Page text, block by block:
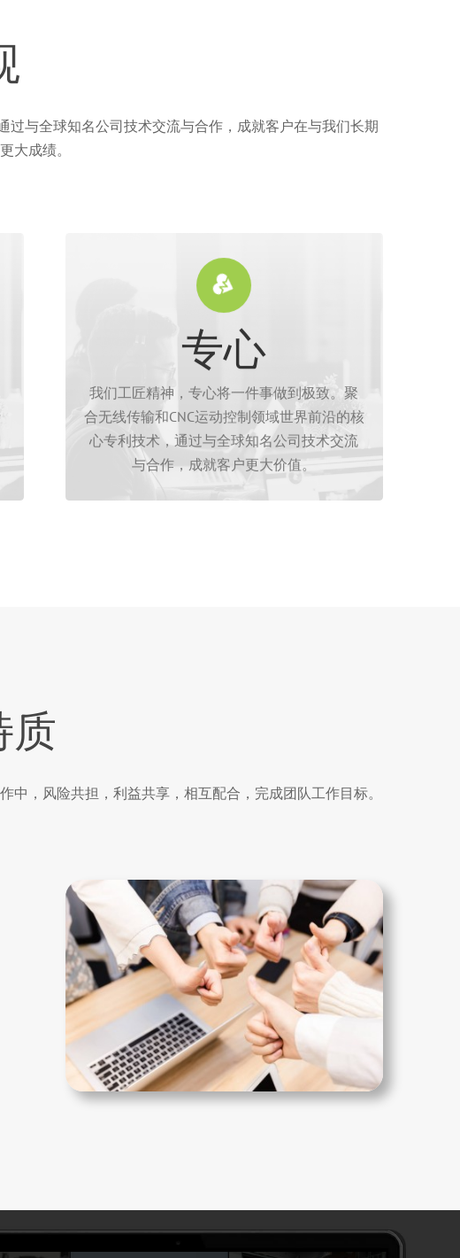
过与全球知名公司技术交流与合作，成就客户在与我们长期
大成绩。
专心
我们工匠精神，专心将一件事做到极致。聚
合无线传输和CNC运动控制领域世界前沿的核
心专利技术，通过与全球知名公司技术交流
与合作，成就客户更大价值。
Wixhc芯合成科技主营数控机床行业、木工、
石材、金属、玻璃等加工行业等，提供工业
遥控器、无线电子手轮、数控遥控器、运动
控制卡等四大领域产品。质量可靠，规格齐
全，价格合理，产品每一个细节精益求精，
质
，风险共担，利益共享，相互配合，完成团队工作目标。